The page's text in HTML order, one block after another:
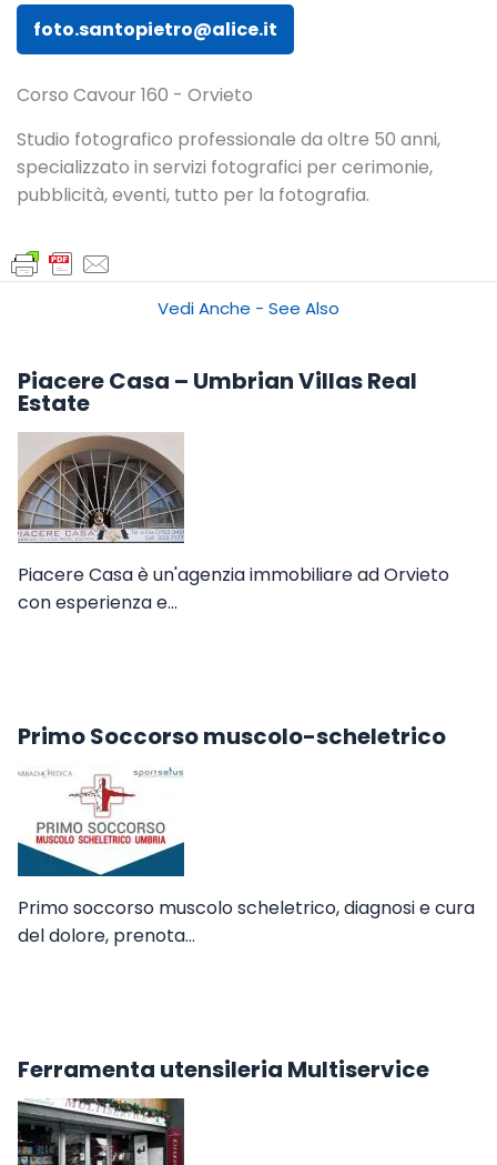
foto.santopietro@alice.it
Corso Cavour 160 - Orvieto
Studio fotografico professionale da oltre 50 anni,
specializzato in servizi fotografici per cerimonie,
pubblicità, eventi, tutto per la fotografia.
Vedi Anche - See Also
Piacere Casa – Umbrian Villas Real
Estate
Piacere Casa è un'agenzia immobiliare ad Orvieto
con esperienza e…
Primo Soccorso muscolo-scheletrico
Primo soccorso muscolo scheletrico, diagnosi e cura
del dolore, prenota…
Ferramenta utensileria Multiservice